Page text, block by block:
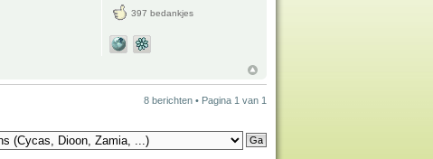
397 bedankjes
8 berichten • Pagina 1 van 1